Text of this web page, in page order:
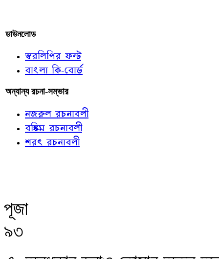
ডাউনলোড
স্বরলিপির ফন্ট
বাংলা কি-বোর্ড
অন্যান্য রচনা-সম্ভার
নজরুল রচনাবলী
বঙ্কিম রচনাবলী
শরৎ রচনাবলী
পূজা
৯৩